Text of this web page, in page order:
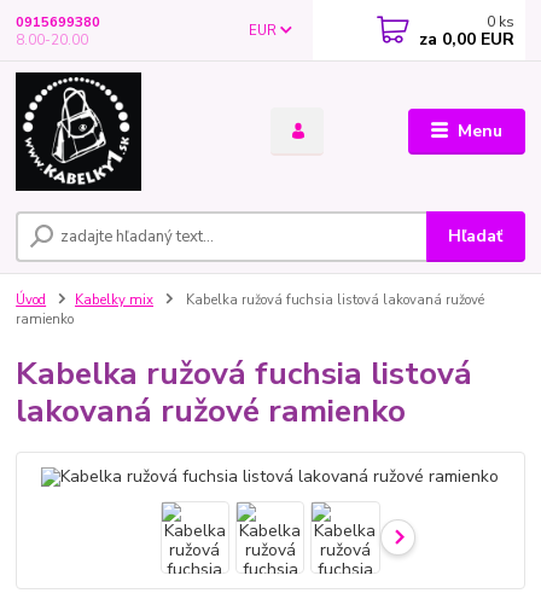
Menu
EUR
Hľadať
0915699380
8.00-20.00
0 ks
za 0,00 EUR
Úvod Kabelky mix
Kabelka ružová fuchsia listová lakovaná ružové
ramienko
Kabelka ružová fuchsia listová
lakovaná ružové ramienko